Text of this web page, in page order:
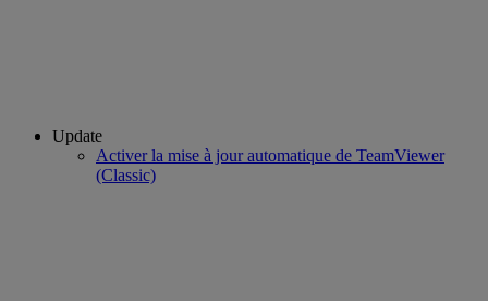
Update
Activer la mise à jour automatique de TeamViewer
(Classic)